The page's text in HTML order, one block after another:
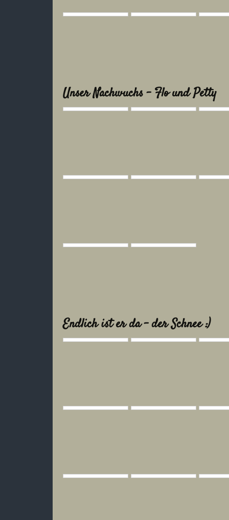
Unser Nachwuchs - Flo und Petty
Endlich ist er da - der Schnee :)